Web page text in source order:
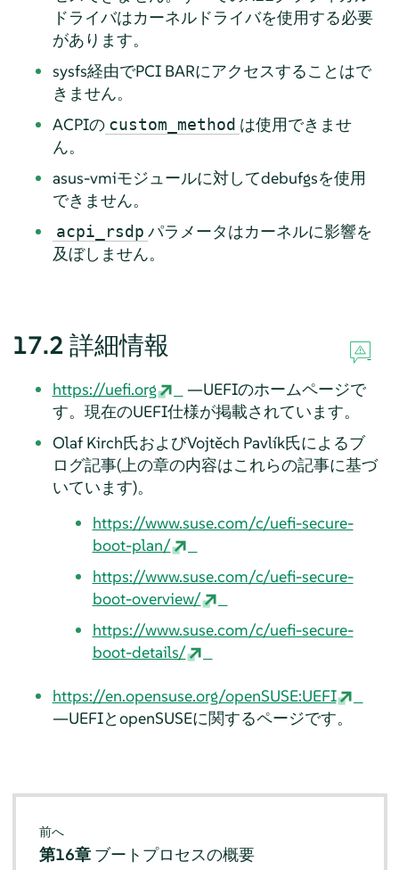
ドライバはカーネルドライバを使用する必要
があります。
sysfs経由でPCI BARにアクセスすることはで
きません。
ACPIの custom_method は使用できませ
ん。
asus-vmiモジュールに対してdebufgsを使用
できません。
acpi_rsdp パラメータはカーネルに影響を
及ぼしません。
17.2 詳細情報
https://uefi.org
—UEFIのホームページで
す。現在のUEFI仕様が掲載されています。
Olaf Kirch氏およびVojtěch Pavlík氏によるブ
ログ記事(上の章の内容はこれらの記事に基づ
いています)。
https://www.suse.com/c/uefi-secure-
boot-plan/
https://www.suse.com/c/uefi-secure-
boot-overview/
https://www.suse.com/c/uefi-secure-
boot-details/
https://en.opensuse.org/openSUSE:UEFI
—UEFIとopenSUSEに関するページです。
前へ
第16章 ブートプロセスの概要